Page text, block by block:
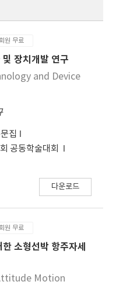
원 무료
장치개발 연구
and Device
집
공동학술대회
다운로드
원 무료
소형선박 항주자세
Motion